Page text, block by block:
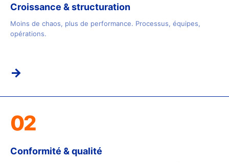
Croissance & structuration
Moins de chaos, plus de performance. Processus, équipes,
opérations.
→
02
Conformité & qualité